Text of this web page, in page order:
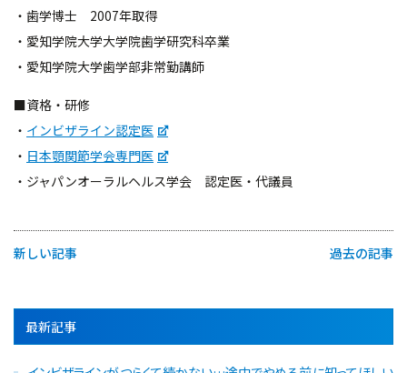
・歯学博士 2007年取得
・愛知学院大学大学院歯学研究科卒業
・愛知学院大学歯学部非常勤講師
■資格・研修
・ インビザライン認定医
・ 日本顎関節学会専門医
・ジャパンオーラルヘルス学会 認定医・代議員
新しい記事 過去の記事
最新記事